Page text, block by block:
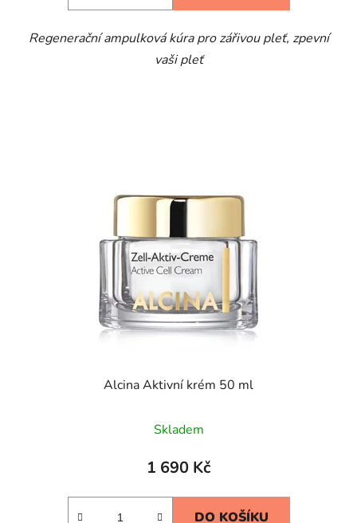
Regenerační ampulková kúra pro zářivou pleť, zpevní
vaši pleť
Alcina Aktivní krém 50 ml
Skladem
1 690 Kč
DO KOŠÍKU